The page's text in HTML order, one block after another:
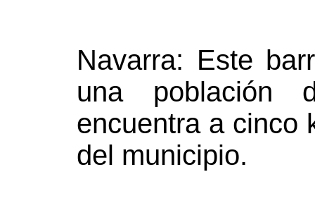
Navarra: Este
una población
encuentra a cinco
del municipio.